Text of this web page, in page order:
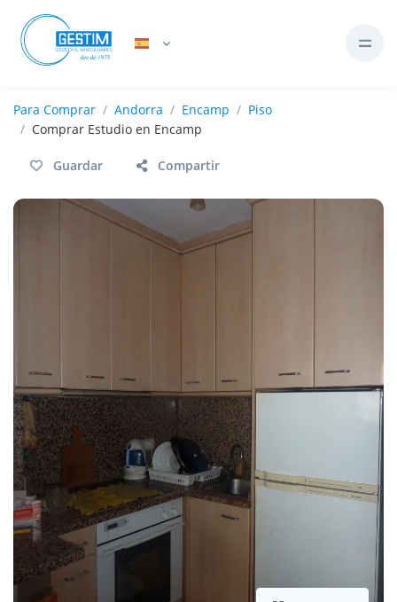
Para Comprar Andorra Encamp
Piso
Comprar Estudio en Encamp
Guardar Compartir